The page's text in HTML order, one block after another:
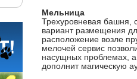
Мельница
Трехуровневая башня,
вариант размещения
расположение возле
мелочей сервис
насущных проблемах,
дополнит магическую